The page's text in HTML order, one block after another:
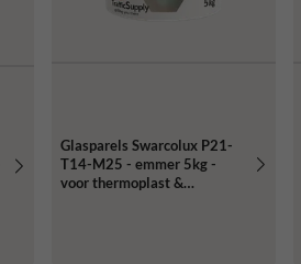
Glasparels Swarcolux P21-
T14-M25 - emmer 5kg -
voor thermoplast &